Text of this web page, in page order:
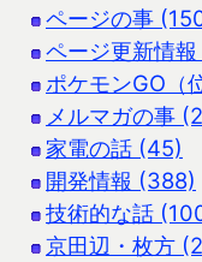
ページの事
ページ更新情
ポケモンGO（
メルマガの事
家電の話 (45)
開発情報 (388)
技術的な話
京田辺・枚方